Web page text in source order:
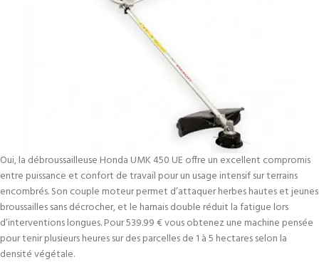
Oui, la débroussailleuse Honda UMK 450 UE offre un excellent compromis
entre puissance et confort de travail pour un usage intensif sur terrains
encombrés. Son couple moteur permet d’attaquer herbes hautes et jeunes
broussailles sans décrocher, et le harnais double réduit la fatigue lors
d’interventions longues. Pour 539.99 € vous obtenez une machine pensée
pour tenir plusieurs heures sur des parcelles de 1 à 5 hectares selon la
densité végétale.